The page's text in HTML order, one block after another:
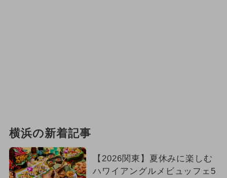
横浜の新着記事
【2026関東】夏休みに楽しむ
ハワイアングルメビュッフェ5